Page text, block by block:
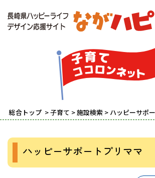
総合トップ >子育て >施設検索 > ハッピーサポ
ハッピーサポートプリママ